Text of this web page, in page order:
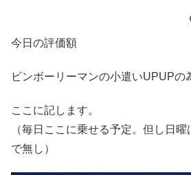
今日の評価額
ビンボーリーマンの小遣いUPUPの
ここに記します。
（毎日ここに乗せる予定。但し日
で無し）